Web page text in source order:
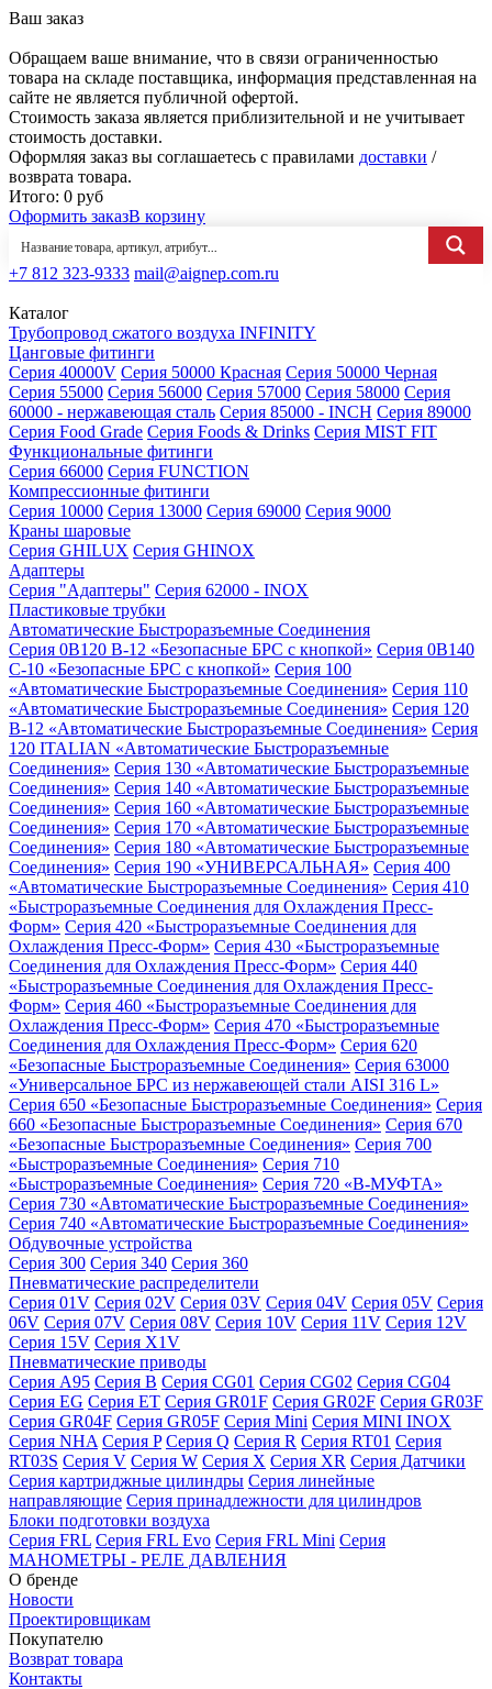
Ваш заказ
Обращаем ваше внимание, что в связи ограниченностью
товара на складе поставщика, информация представленная на
сайте не является публичной офертой.
Стоимость заказа является приблизительной и не учитывает
стоимость доставки.
Оформляя заказ вы соглашаетесь с правилами доставки /
возврата товара.
Итого: 0 руб
Оформить заказВ корзину
+7 812 323-9333 mail@aignep.com.ru
Каталог
Трубопровод сжатого воздуха INFINITY
Цанговые фитинги
Серия 40000V Серия 50000 Красная Серия 50000 Черная
Серия 55000 Серия 56000 Серия 57000 Серия 58000 Серия
60000 - нержавеющая сталь Серия 85000 - INCH Серия 89000
Серия Food Grade Серия Foods & Drinks Серия MIST FIT
Функциональные фитинги
Серия 66000 Серия FUNCTION
Компрессионные фитинги
Серия 10000 Серия 13000 Серия 69000 Серия 9000
Краны шаровые
Серия GHILUX Серия GHINOX
Адаптеры
Серия "Адаптеры" Серия 62000 - INOX
Пластиковые трубки
Автоматические Быстроразъемные Соединения
Серия 0B120 B-12 «Безопасные БРС с кнопкой» Серия 0B140
C-10 «Безопасные БРС с кнопкой» Серия 100
«Автоматические Быстроразъемные Соединения» Серия 110
«Автоматические Быстроразъемные Соединения» Серия 120
B-12 «Автоматические Быстроразъемные Соединения» Серия
120 ITALIAN «Автоматические Быстроразъемные
Соединения» Серия 130 «Автоматические Быстроразъемные
Соединения» Серия 140 «Автоматические Быстроразъемные
Соединения» Серия 160 «Автоматические Быстроразъемные
Соединения» Серия 170 «Автоматические Быстроразъемные
Соединения» Серия 180 «Автоматические Быстроразъемные
Соединения» Серия 190 «УНИВЕРСАЛЬНАЯ» Серия 400
«Автоматические Быстроразъемные Соединения» Серия 410
«Быстроразъемные Соединения для Охлаждения Пресс-
Форм» Серия 420 «Быстроразъемные Соединения для
Охлаждения Пресс-Форм» Серия 430 «Быстроразъемные
Соединения для Охлаждения Пресс-Форм» Серия 440
«Быстроразъемные Соединения для Охлаждения Пресс-
Форм» Серия 460 «Быстроразъемные Соединения для
Охлаждения Пресс-Форм» Серия 470 «Быстроразъемные
Соединения для Охлаждения Пресс-Форм» Серия 620
«Безопасные Быстроразъемные Соединения» Серия 63000
«Универсальное БРС из нержавеющей стали AISI 316 L»
Серия 650 «Безопасные Быстроразъемные Соединения» Серия
660 «Безопасные Быстроразъемные Соединения» Серия 670
«Безопасные Быстроразъемные Соединения» Серия 700
«Быстроразъемные Соединения» Серия 710
«Быстроразъемные Соединения» Серия 720 «B-МУФТА»
Серия 730 «Автоматические Быстроразъемные Соединения»
Серия 740 «Автоматические Быстроразъемные Соединения»
Обдувочные устройства
Серия 300 Серия 340 Серия 360
Пневматические распределители
Серия 01V Серия 02V Серия 03V Серия 04V Серия 05V Серия
06V Серия 07V Серия 08V Серия 10V Серия 11V Серия 12V
Серия 15V Серия X1V
Пневматические приводы
Серия A95 Серия B Серия CG01 Серия CG02 Серия CG04
Серия EG Серия ET Серия GR01F Серия GR02F Серия GR03F
Серия GR04F Серия GR05F Серия Mini Серия MINI INOX
Серия NHA Серия P Серия Q Серия R Серия RT01 Серия
RT03S Серия V Серия W Серия X Серия XR Серия Датчики
Серия картриджные цилиндры Серия линейные
направляющие Серия принадлежности для цилиндров
Блоки подготовки воздуха
Серия FRL Серия FRL Evo Серия FRL Mini Серия
МАНОМЕТРЫ - РЕЛЕ ДАВЛЕНИЯ
О бренде
Новости
Проектировщикам
Покупателю
Возврат товара
Контакты